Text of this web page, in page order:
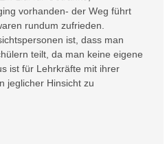
vorhanden- der Weg führt
rundum zufrieden.
ist, dass man
teilt, da man keine eigene
ist für Lehrkräfte mit ihrer
jeglicher Hinsicht zu